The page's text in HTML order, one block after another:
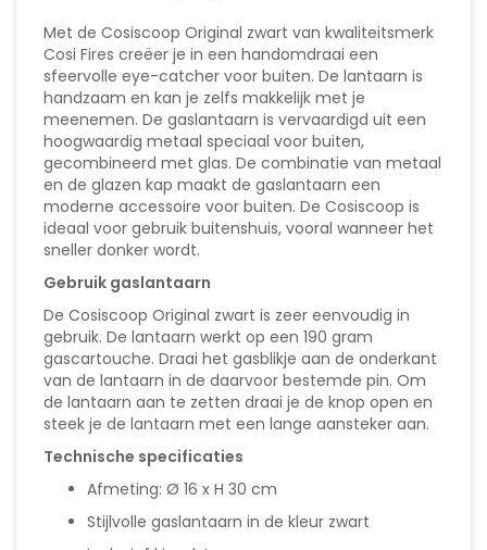
Met de Cosiscoop Original zwart van kwaliteitsmerk
Cosi Fires creëer je in een handomdraai een
sfeervolle eye-catcher voor buiten. De lantaarn is
handzaam en kan je zelfs makkelijk met je
meenemen. De gaslantaarn is vervaardigd uit een
hoogwaardig metaal speciaal voor buiten,
gecombineerd met glas. De combinatie van metaal
en de glazen kap maakt de gaslantaarn een
moderne accessoire voor buiten. De Cosiscoop is
ideaal voor gebruik buitenshuis, vooral wanneer het
sneller donker wordt.
Gebruik gaslantaarn
De Cosiscoop Original zwart is zeer eenvoudig in
gebruik. De lantaarn werkt op een 190 gram
gascartouche. Draai het gasblikje aan de onderkant
van de lantaarn in de daarvoor bestemde pin. Om
de lantaarn aan te zetten draai je de knop open en
steek je de lantaarn met een lange aansteker aan.
Technische specificaties
Afmeting: Ø 16 x H 30 cm
Stijlvolle gaslantaarn in de kleur zwart